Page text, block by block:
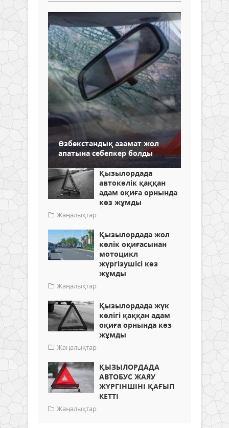
Өзбекстандық азамат жол
апатына себепкер болды
Қызылордада
автокөлік қаққан
адам оқиға орнында
көз жұмды
Жаңалықтар
Қызылордада жол
көлік оқиғасынан
мотоцикл
жүргізушісі көз
жұмды
Жаңалықтар
Қызылордада жүк
көлігі қаққан адам
оқиға орнында көз
жұмды
Жаңалықтар
ҚЫЗЫЛОРДАДА
АВТОБУС ЖАЯУ
ЖҮРГІНШІНІ ҚАҒЫП
КЕТТІ
Жаңалықтар